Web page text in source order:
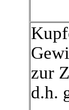
zur
d.h.